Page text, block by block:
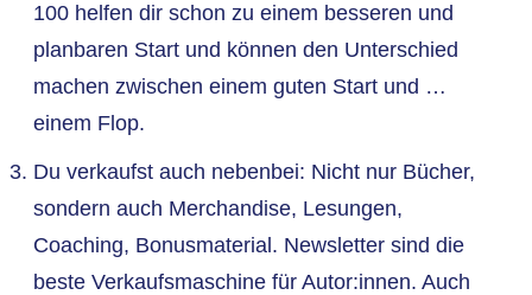
100 helfen dir schon zu einem besseren und
planbaren Start und können den Unterschied
machen zwischen einem guten Start und …
einem Flop.
Du verkaufst auch nebenbei: Nicht nur Bücher,
sondern auch Merchandise, Lesungen,
Coaching, Bonusmaterial. Newsletter sind die
beste Verkaufsmaschine für Autor:innen. Auch